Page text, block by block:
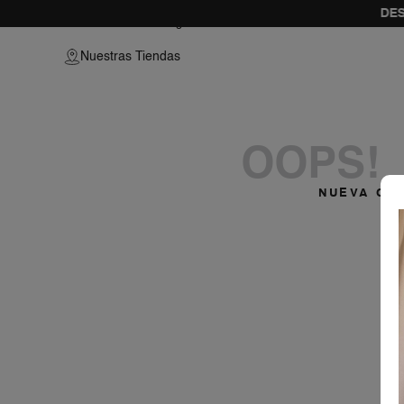
Nuestras Tiendas
NUEVA
OOPS!